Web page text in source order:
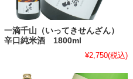
一滴千山（いってきせんざん）
辛口純米酒 1800ml
¥2,750(税込)